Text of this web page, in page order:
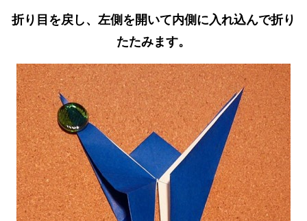
折り目を戻し、左側を開いて内側に入れ込んで折り
たたみます。